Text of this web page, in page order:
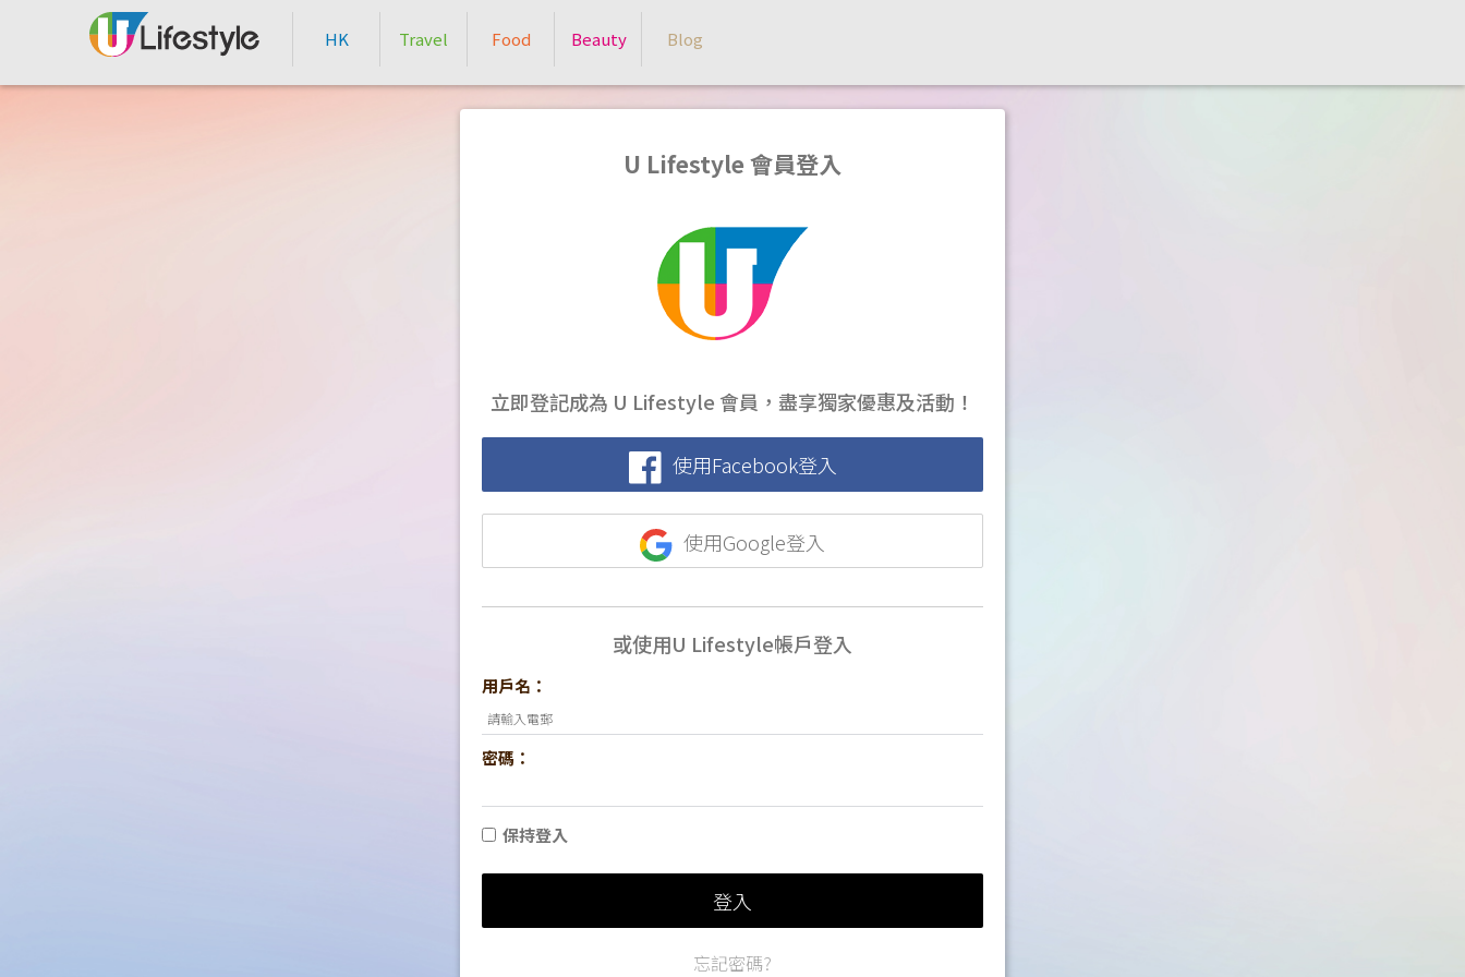
HK Travel Food Beauty Blog
U Lifestyle 會員登入
立即登記成為 U Lifestyle 會員，盡享獨家優惠及活動！
使用Facebook登入
使用Google登入
或使用U Lifestyle帳戶登入
用戶名：
密碼：
保持登入
登入
忘記密碼?